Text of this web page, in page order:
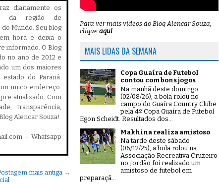
diariamente os
da região de
do Mundo. Seu blog
hora e deixa o
informado. O Blog
no ano de 2012 e
um dos maiores
do Paraná.
unico endereço.
atualizado. Com
transparência,
Alencar Souza!
- Whatsapp
mais antiga →
Para ver mais vídeos do Blog Alencar Souza,
clique aqui.
MAIS LIDAS DA SEMANA
Copa Guaíra de Futebol
contou com bons jogos
Na manhã deste domingo
(02/08/26), a bola rolou no
campo do Guaíra Country Clube
pela 4º Copa Guaíra de Futebol
Egon Scheidt. Resultados dos...
Makhina realiza amistoso
Na tarde deste sábado
(06/12/25), a bola rolou na
Associação Recreativa Cruzeiro
no Jordão foi realizado um
amistoso de futebol em
preparaçã...